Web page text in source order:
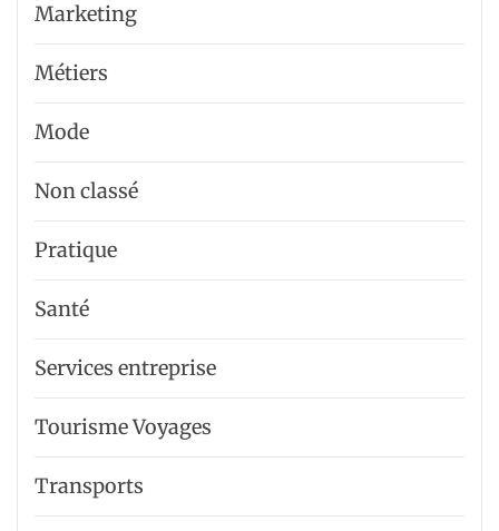
Marketing
Métiers
Mode
Non classé
Pratique
Santé
Services entreprise
Tourisme Voyages
Transports